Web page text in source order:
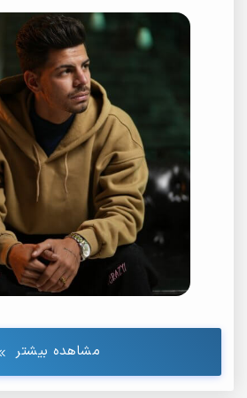
مشاهده بیشتر